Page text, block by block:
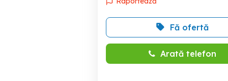
Fă ofertă
Arată telefon